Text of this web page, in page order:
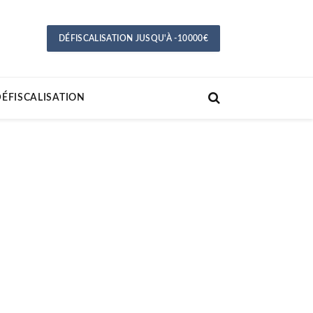
DÉFISCALISATION JUSQU'À -10000€